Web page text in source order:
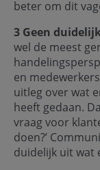
beter om dit
3 Geen
wel de meest
en
uitleg over wat
heeft gedaan.
vraag voor
doen?’
duidelijk uit wat